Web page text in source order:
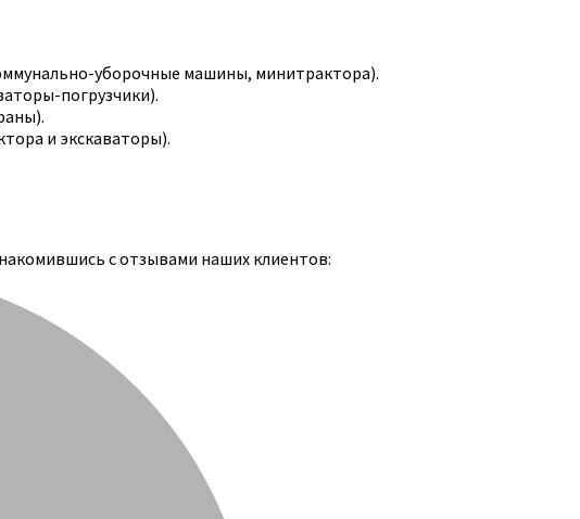
уборочные машины, минитрактора).
погрузчики).
и экскаваторы).
с отзывами наших клиентов: